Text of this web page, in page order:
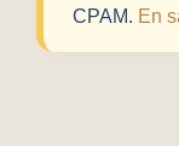
CPAM. En